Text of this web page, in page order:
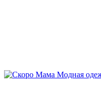
Модная